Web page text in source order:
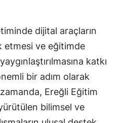
dijital araçların
etmesi ve eğitimde
katkı
bir adım olarak
Ereğli Eğitim
bilimsel ve